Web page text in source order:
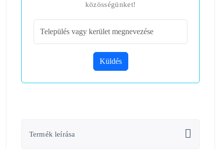
közösségünket!
Küldés
Termék leírása